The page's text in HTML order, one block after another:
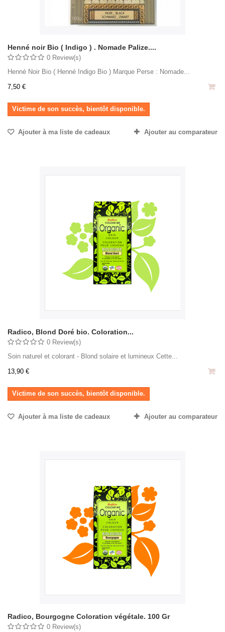
Henné noir Bio ( Indigo ) . Nomade Palize....
0 Review(s)
Henné Noir Bio ( Henné Indigo Bio ) Marque Perse : Nomade...
7,50 €
Victime de son succès, bientôt disponible.
Ajouter à ma liste de cadeaux Ajouter au comparateur
Radico, Blond Doré bio. Coloration...
0 Review(s)
Soin naturel et colorant - Blond solaire et lumineux Cette...
13,90 €
Victime de son succès, bientôt disponible.
Ajouter à ma liste de cadeaux Ajouter au comparateur
Radico, Bourgogne Coloration végétale. 100 Gr
0 Review(s)